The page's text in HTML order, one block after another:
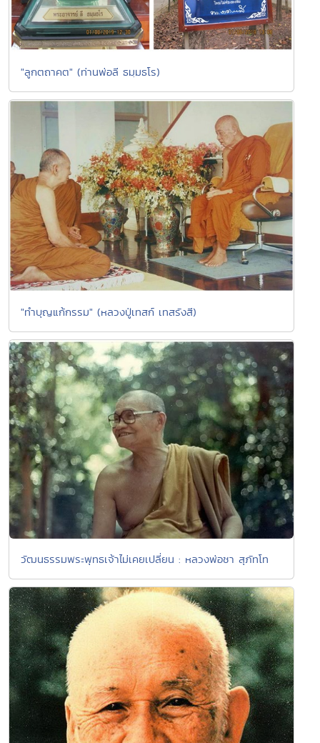
"ลูกตถาคต" (ท่านพ่อลี ธมฺมธโร)
"ทำบุญแก้กรรม" (หลวงปู่เทสก์ เทสรังสี)
วัฒนธรรมพระพุทธเจ้าไม่เคยเปลี่ยน : หลวงพ่อชา สุภัทโท